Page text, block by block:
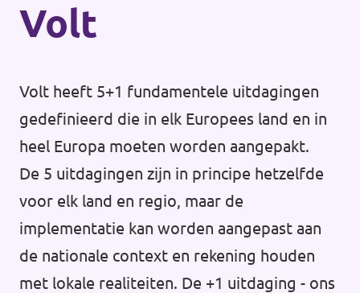
Volt
Volt heeft 5+1 fundamentele uitdagingen
gedefinieerd die in elk Europees land en in
heel Europa moeten worden aangepakt.
De 5 uitdagingen zijn in principe hetzelfde
voor elk land en regio, maar de
implementatie kan worden aangepast aan
de nationale context en rekening houden
met lokale realiteiten. De +1 uitdaging - ons